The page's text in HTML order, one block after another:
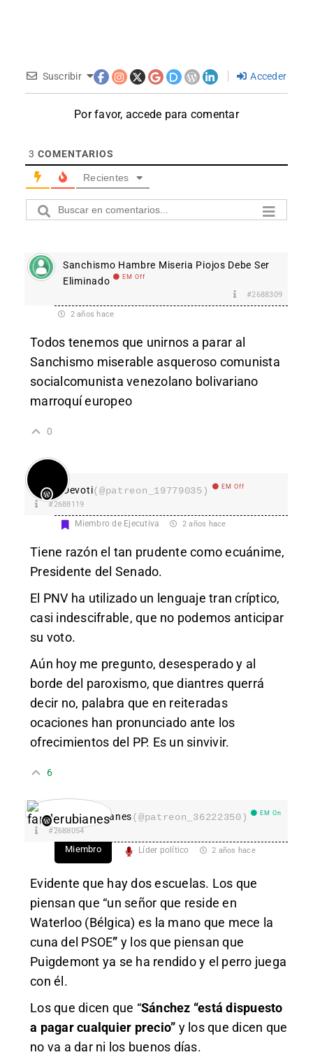
Suscribir Acceder
Por favor, accede para comentar
3 COMENTARIOS
Recientes
Sanchismo Hambre Miseria Piojos Debe Ser
Eliminado
EM Off
#2688309
2 años hace
Todos tenemos que unirnos a parar al
Sanchismo miserable asqueroso comunista
socialcomunista venezolano bolivariano
marroquí europeo
0
Devoti(@patreon_19779035) EM Off
#2688119
Miembro de Ejecutiva 2 años hace
Tiene razón el tan prudente como ecuánime,
Presidente del Senado.
El PNV ha utilizado un lenguaje tran críptico,
casi indescifrable, que no podemos anticipar
su voto.
Aún hoy me pregunto, desesperado y al
borde del paroxismo, que diantres querrá
decir no, palabra que en reiteradas
ocaciones han pronunciado ante los
ofrecimientos del PP. Es un sinvivir.
6
fanderubianes(@patreon_36222350) EM On
#2688054
Miembro Líder político 2 años hace
Evidente que hay dos escuelas. Los que
piensan que “un señor que reside en
Waterloo (Bélgica) es la mano que mece la
cuna del PSOE” y los que piensan que
Puigdemont ya se ha rendido y el perro juega
con él.
Los que dicen que “Sánchez “está dispuesto
a pagar cualquier precio” y los que dicen que
no va a dar ni los buenos días.